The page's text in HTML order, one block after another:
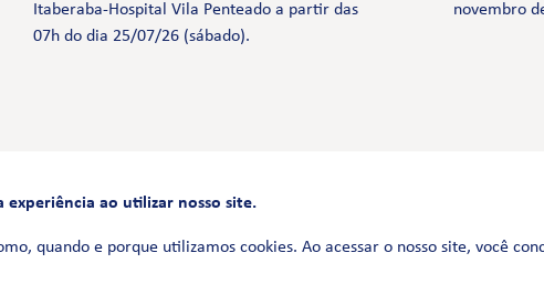
Itaberaba-Hospital Vila Penteado a partir das
07h do dia 25/07/26 (sábado).
novembro
FALE CONOSCO
0800 580 3172
experiência ao utilizar nosso site.
quando e porque utilizamos cookies. Ao acessar o nosso site, você